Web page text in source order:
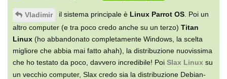
Vladimir il sistema principale è Linux Parrot OS . Poi un
altro computer (e tra poco credo anche su un terzo) Titan
Linux (ho abbandonato completamente Windows, la scelta
migliore che abbia mai fatto ahah), la distribuzione nuovissima
che ho testato da poco, davvero incredibile! Poi Slax Linux su
un vecchio computer, Slax credo sia la distribuzione Debian-